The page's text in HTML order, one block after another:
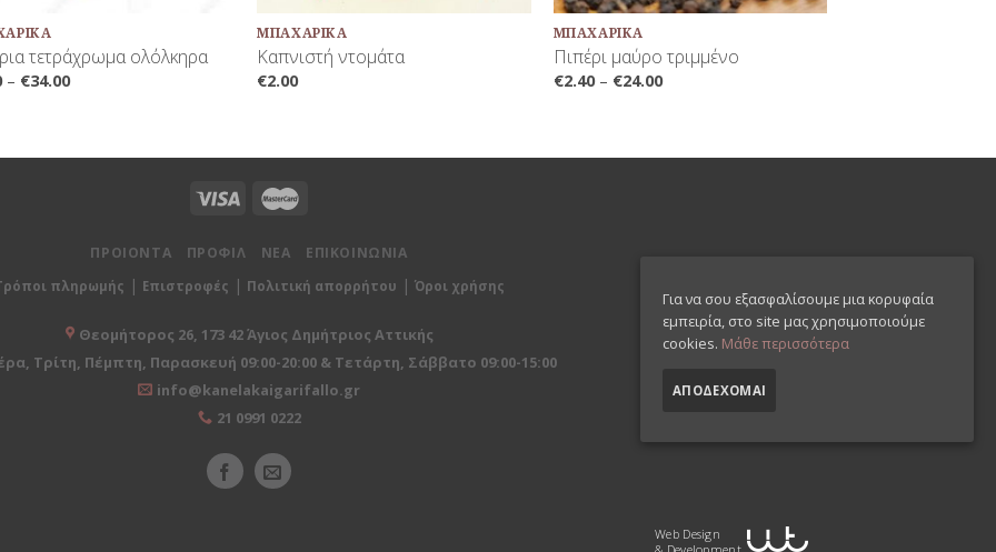
τετράχρωμα ολόλκηρα
– €34.00
ΜΠΑΧΑΡΙΚΆ
Καπνιστή ντομάτα
€2.00
ΜΠΑΧΑΡΙΚΆ
Πιπέρι μαύρο τριμμένο
€2.40– €24.00
ΠΡΟΙΟΝΤΑ ΠΡΟΦΙΛ ΝΕΑ ΕΠΙΚΟΙΝΩΝΙΑ
πληρωμής | Επιστροφές | Πολιτική απορρήτου | Όροι χρήσης
Θεομήτορος 26, 173 42 Άγιος Δημήτριος Αττικής
Τρίτη, Πέμπτη, Παρασκευή 09:00-20:00 & Τετάρτη, Σάββατο 09:00-15:00
info@kanelakaigarifallo.gr
21 0991 0222
Web Design
Για να σου εξασφαλίσουμε μια κορυφαία
εμπειρία, στο site μας χρησιμοποιούμε
cookies. Μάθε περισσότερα
ΑΠΟΔΈΧΟΜΑΙ